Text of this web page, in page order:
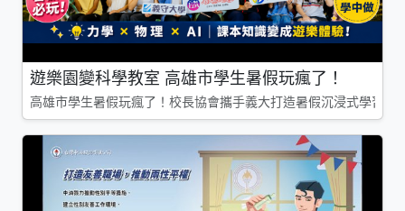
遊樂園變科學教室 高雄市學生暑假玩瘋了！
高雄市學生暑假玩瘋了！校長協會攜手義大打造暑假沉浸式學習基